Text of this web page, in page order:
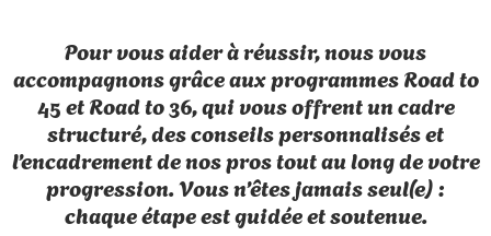
Pour vous aider à réussir, nous vous
accompagnons grâce aux programmes Road to
45 et Road to 36, qui vous offrent un cadre
structuré, des conseils personnalisés et
l’encadrement de nos pros tout au long de votre
progression. Vous n’êtes jamais seul(e) :
chaque étape est guidée et soutenue.